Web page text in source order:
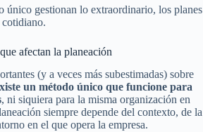
único gestionan lo extraordinario, los planes
cotidiano.
afectan la planeación
(y a veces más subestimadas) sobre
un método único que funcione para
, ni siquiera para la misma organización en
siempre depende del contexto, de la
en el que opera la empresa.